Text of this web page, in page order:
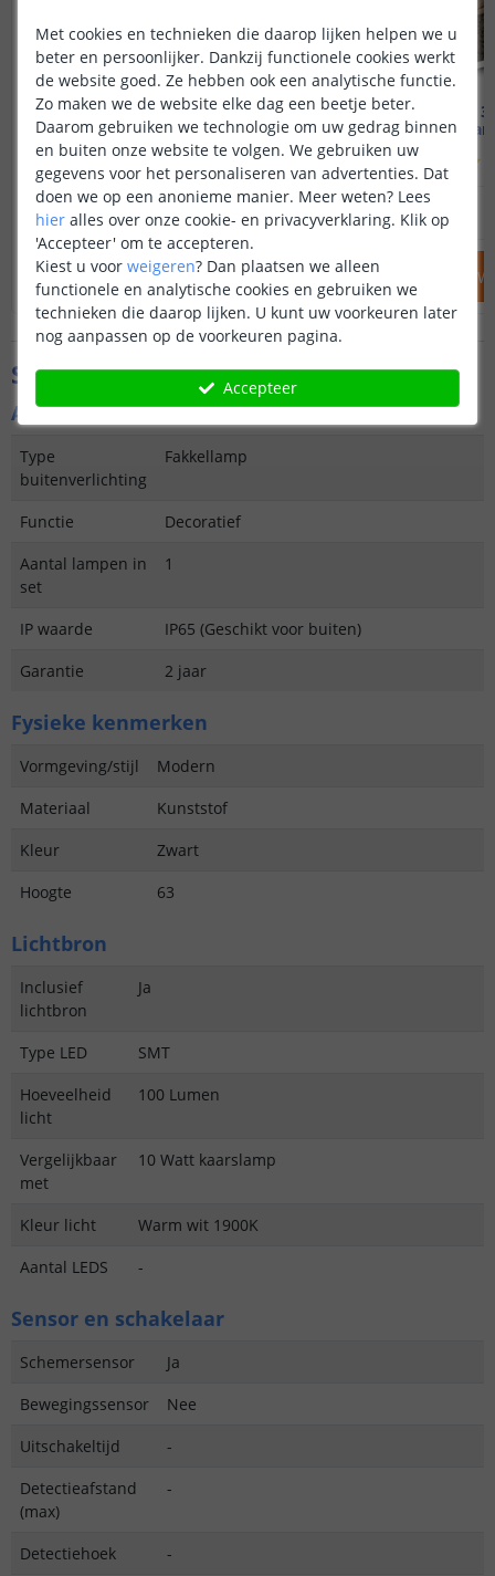
Voordeelset 2 stuks | Fakkel
Warm wit
(441 reviews)
OP VOORRAAD 39 ,90 32,50
IN WINKELWAGEN
Voordeelset
OP VOORRAAD
IN
Specificaties
Algemene kenmerken
Type
buitenverlichting
Fakkellamp
Functie
Decoratief
Aantal lampen in
set
1
IP waarde
IP65 (Geschikt voor buiten)
Garantie
2 jaar
Fysieke kenmerken
Vormgeving/stijl
Modern
Materiaal
Kunststof
Kleur
Zwart
Hoogte
63
Lichtbron
Inclusief
lichtbron
Ja
Type LED
SMT
Hoeveelheid
licht
100 Lumen
Vergelijkbaar
met
10 Watt kaarslamp
Kleur licht
Warm wit 1900K
Aantal LEDS
-
Sensor en schakelaar
Schemersensor
Ja
Bewegingssensor
Nee
Uitschakeltijd
-
Detectieafstand
(max)
-
Detectiehoek
-
Met cookies en technieken die daarop lijken helpen we u
beter en persoonlijker. Dankzij functionele cookies werkt
de website goed. Ze hebben ook een analytische functie.
Zo maken we de website elke dag een beetje beter.
Daarom gebruiken we technologie om uw gedrag binnen
en buiten onze website te volgen. We gebruiken uw
gegevens voor het personaliseren van advertenties. Dat
doen we op een anonieme manier. Meer weten? Lees
hier alles over onze cookie- en privacyverklaring. Klik op
'Accepteer' om te accepteren.
Kiest u voor weigeren? Dan plaatsen we alleen
functionele en analytische cookies en gebruiken we
technieken die daarop lijken. U kunt uw voorkeuren later
nog aanpassen op de voorkeuren pagina.
Accepteer